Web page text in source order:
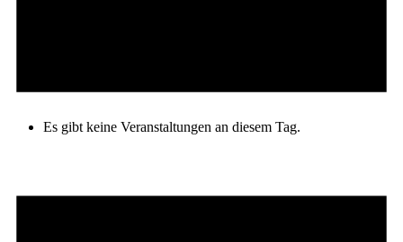
Es gibt keine Veranstaltungen an diesem Tag.